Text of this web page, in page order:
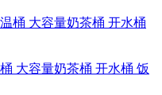
大容量奶茶桶 开水桶 饭